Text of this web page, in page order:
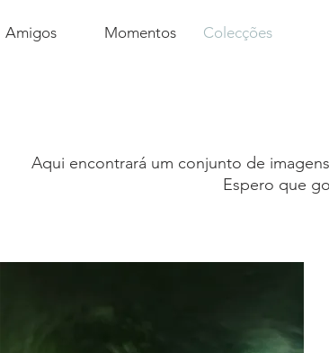
Amigos Momentos Colecções
Aqui encontrará um conjunto de
Espero que